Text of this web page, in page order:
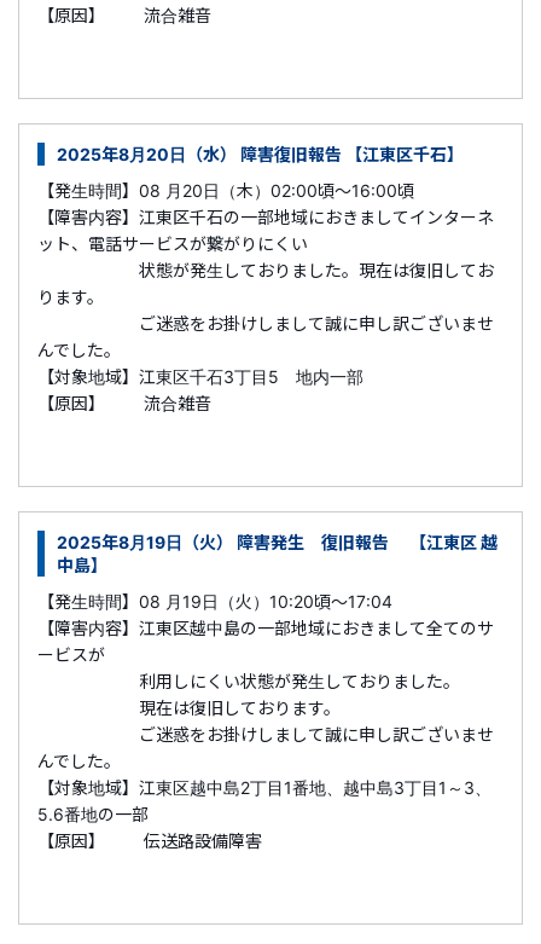
【原因】 流合雑音
2025年8月20日（水） 障害復旧報告 【江東区千石】
【発生時間】08 月20日（木）02:00頃～16:00頃
【障害内容】江東区千石の一部地域におきましてインターネ
ット、電話サービスが繋がりにくい
状態が発生しておりました。現在は復旧してお
ります。
ご迷惑をお掛けしまして誠に申し訳ございませ
んでした。
【対象地域】江東区千石3丁目5 地内一部
【原因】 流合雑音
2025年8月19日（火） 障害発生 復旧報告 【江東区 越
中島】
【発生時間】08 月19日（火）10:20頃～17:04
【障害内容】江東区越中島の一部地域におきまして全てのサ
ービスが
利用しにくい状態が発生しておりました。
現在は復旧しております。
ご迷惑をお掛けしまして誠に申し訳ございませ
んでした。
【対象地域】江東区越中島2丁目1番地、越中島3丁目1～3、
5.6番地の一部
【原因】 伝送路設備障害